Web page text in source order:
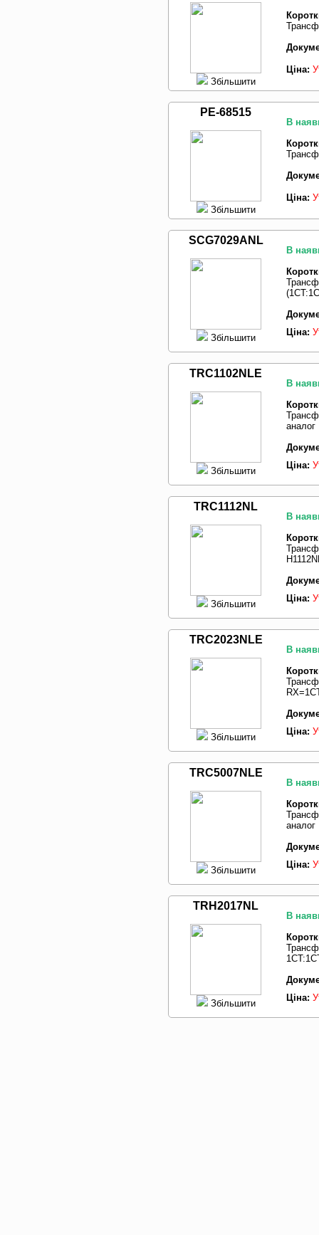
Збільшити
Ціна:
PE-68515
Збільшити
В
Ціна:
SCG7029ANL
Збільшити
В
Ціна:
TRC1102NLE
Збільшити
В
аналог
Ціна:
TRC1112NL
Збільшити
В
Ціна:
TRC2023NLE
Збільшити
В
Ціна:
TRC5007NLE
Збільшити
В
аналог
Ціна:
TRH2017NL
Збільшити
В
Ціна: